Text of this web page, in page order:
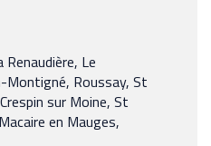
Le
Roussay, St
sur Moine, St
en Mauges,